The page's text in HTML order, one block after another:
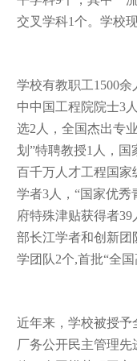
交叉学科1个。学校
学校有教职工1500
中中国工程院院士3
选2人， 全国杰出专
划”特聘教授1人，国
百千万人才工程国家
学者3人， “国家优秀
府特殊津贴获得者39
部长江学者和创新团
学团队2个,首批“全
近年来，学校被授予
厂务公开民主管理